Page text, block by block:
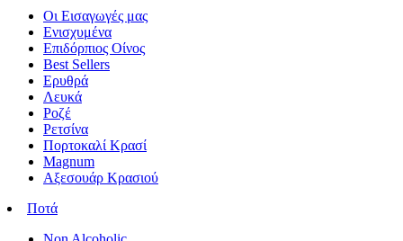
Οι Εισαγωγές μας
Ενισχυμένα
Επιδόρπιος Οίνος
Best Sellers
Ερυθρά
Λευκά
Ροζέ
Ρετσίνα
Πορτοκαλί Κρασί
Magnum
Αξεσουάρ Κρασιού
Ποτά